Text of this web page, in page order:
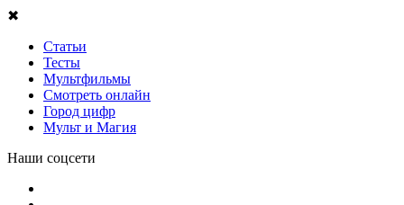
✖
Статьи
Тесты
Мультфильмы
Смотреть онлайн
Город цифр
Мульт и Магия
Наши соцсети